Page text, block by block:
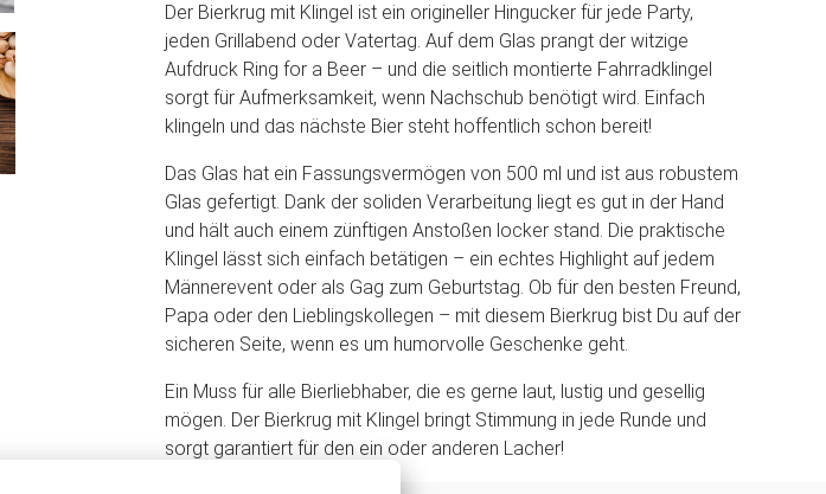
Der Bierkrug mit Klingel ist ein origineller Hingucker für jede Party,
jeden Grillabend oder Vatertag. Auf dem Glas prangt der witzige
Aufdruck Ring for a Beer – und die seitlich montierte Fahrradklingel
sorgt für Aufmerksamkeit, wenn Nachschub benötigt wird. Einfach
klingeln und das nächste Bier steht hoffentlich schon bereit!
Das Glas hat ein Fassungsvermögen von 500 ml und ist aus robustem
Glas gefertigt. Dank der soliden Verarbeitung liegt es gut in der Hand
und hält auch einem zünftigen Anstoßen locker stand. Die praktische
Klingel lässt sich einfach betätigen – ein echtes Highlight auf jedem
Männerevent oder als Gag zum Geburtstag. Ob für den besten Freund,
Papa oder den Lieblingskollegen – mit diesem Bierkrug bist Du auf der
sicheren Seite, wenn es um humorvolle Geschenke geht.
Ein Muss für alle Bierliebhaber, die es gerne laut, lustig und gesellig
mögen. Der Bierkrug mit Klingel bringt Stimmung in jede Runde und
sorgt garantiert für den ein oder anderen Lacher!